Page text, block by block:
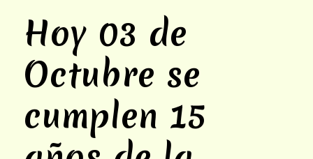
Hoy 03 de
Octubre se
cumplen 15